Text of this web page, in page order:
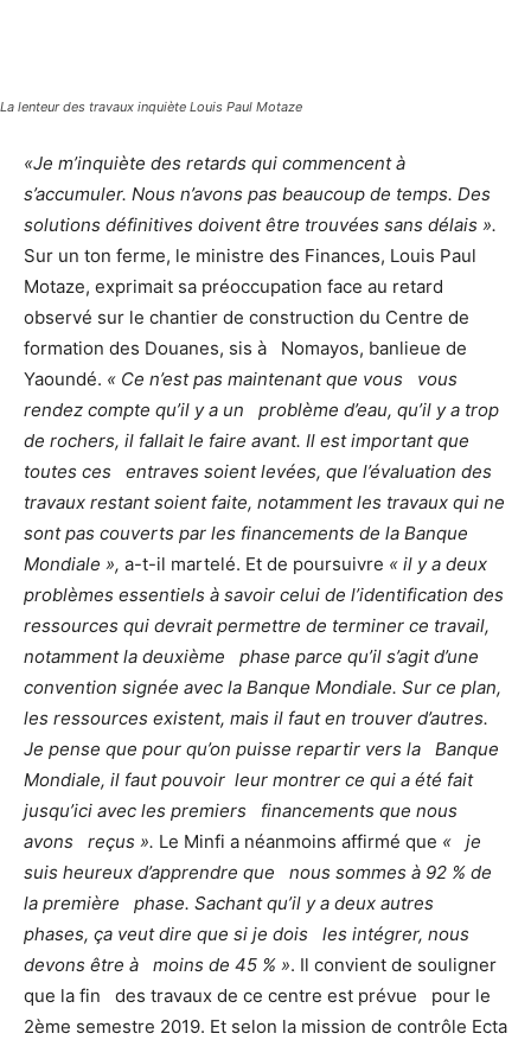
La lenteur des travaux inquiète Louis Paul Motaze
«Je m’inquiète des retards qui commencent à
s’accumuler. Nous n’avons pas beaucoup de temps. Des
solutions définitives doivent être trouvées sans délais ».
Sur un ton ferme, le ministre des Finances, Louis Paul
Motaze, exprimait sa préoccupation face au retard
observé sur le chantier de construction du Centre de
formation des Douanes, sis à Nomayos, banlieue de
Yaoundé. « Ce n’est pas maintenant que vous vous
rendez compte qu’il y a un problème d’eau, qu’il y a trop
de rochers, il fallait le faire avant. Il est important que
toutes ces entraves soient levées, que l’évaluation des
travaux restant soient faite, notamment les travaux qui ne
sont pas couverts par les financements de la Banque
Mondiale », a-t-il martelé. Et de poursuivre « il y a deux
problèmes essentiels à savoir celui de l’identification des
ressources qui devrait permettre de terminer ce travail,
notamment la deuxième phase parce qu’il s’agit d’une
convention signée avec la Banque Mondiale. Sur ce plan,
les ressources existent, mais il faut en trouver d’autres.
Je pense que pour qu’on puisse repartir vers la Banque
Mondiale, il faut pouvoir leur montrer ce qui a été fait
jusqu’ici avec les premiers financements que nous
avons reçus ». Le Minfi a néanmoins affirmé que « je
suis heureux d’apprendre que nous sommes à 92 % de
la première phase. Sachant qu’il y a deux autres
phases, ça veut dire que si je dois les intégrer, nous
devons être à moins de 45 % ». Il convient de souligner
que la fin des travaux de ce centre est prévue pour le
2ème semestre 2019. Et selon la mission de contrôle Ecta